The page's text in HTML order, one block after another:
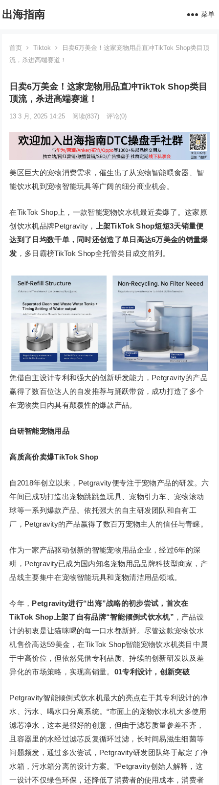
出海指南 菜单
首页 Tiktok
日卖6万美金！这家宠物用品直冲TikTok Shop类目顶
流，杀进高端赛道！
日卖6万美金！这家宠物用品直冲TikTok Shop类目
顶流，杀进高端赛道！
13 3 月, 2025 14:25 阅读(837) 评论(0)
美区巨大的宠物消费需求，催生出了从宠物智能喂食器、智
能饮水机到宠物智能玩具等广阔的细分商业机会。
在TikTok Shop上，一款智能宠物饮水机最近卖爆了。这家原
创饮水机品牌Petgravity，
上架TikTok Shop短短3天销量便
达到了日均数千单，同时还创造了单日高达6万美金的销量爆
发 ，多日霸榜TikTok Shop全托管类目成交前列。
凭借自主设计专利和强大的创新研发能力，Petgravity的产品
赢得了数百位达人的自发推荐与踊跃带货，成功打造了多个
在宠物类目内具有颠覆性的爆款产品。
自研智能宠物用品
高质高价卖爆TikTok Shop
自2018年创立以来，Petgravity便专注于宠物产品的研发。六
年间已成功打造出宠物跳跳鱼玩具、宠物引力车、宠物滚动
球等一系列爆款产品。依托强大的自主研发团队和自有工
厂，Petgravity的产品赢得了数百万宠物主人的信任与青睐。
作为一家产品驱动创新的智能宠物用品企业，经过6年的深
耕，Petgravity已成为国内知名宠物用品品牌科技型商家，产
品线主要集中在宠物智能玩具和宠物清洁用品领域。
今年， Petgravity进行“出海”战略的初步尝试，首次在
TikTok Shop上架了自有品牌“智能倾倒式饮水机” ，产品设
计的初衷是让猫咪喝的每一口水都新鲜。尽管这款宠物饮水
机售价高达59美金，在TikTok Shop智能宠物饮水机类目中属
于中高价位，但依然凭借专利品质、持续的创新研发以及差
异化的市场策略，实现高销量。 01专利设计，创新突破
Petgravity智能倾倒式饮水机最大的亮点在于其专利设计的净
水、污水、喝水口分离系统。“市面上的宠物饮水机大多使用
滤芯净水，这本是很好的创意，但由于滤芯质量参差不齐，
且容器里的水经过滤芯反复循环过滤，长时间易滋生细菌等
问题频发，通过多次尝试，Petgravity研发团队终于敲定了净
水箱，污水箱分离的设计方案。”Petgravity创始人解释，这
一设计不仅绿色环保，还降低了消费者的使用成本，消费者